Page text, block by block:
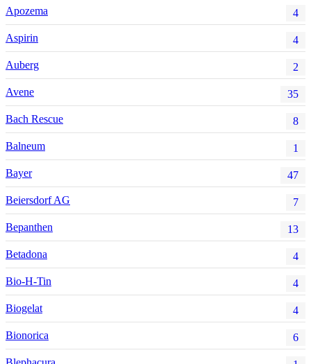
Apozema 4
Aspirin 4
Auberg 2
Avene 35
Bach Rescue 8
Balneum 1
Bayer 47
Beiersdorf AG 7
Bepanthen 13
Betadona 4
Bio-H-Tin 4
Biogelat 4
Bionorica 6